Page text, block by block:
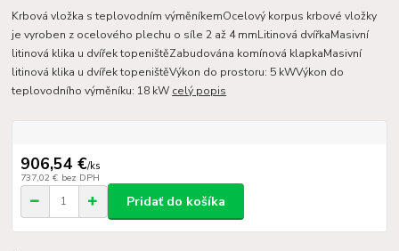
Krbová vložka s teplovodním výměníkemOcelový korpus krbové vložky
je vyroben z ocelového plechu o síle 2 až 4 mmLitinová dvířkaMasivní
litinová klika u dvířek topeništěZabudována komínová klapkaMasivní
litinová klika u dvířek topeništěVýkon do prostoru: 5 kWVýkon do
teplovodního výměníku: 18 kW celý popis
906,54 €/ks
737,02 € bez DPH
Pridať do košíka